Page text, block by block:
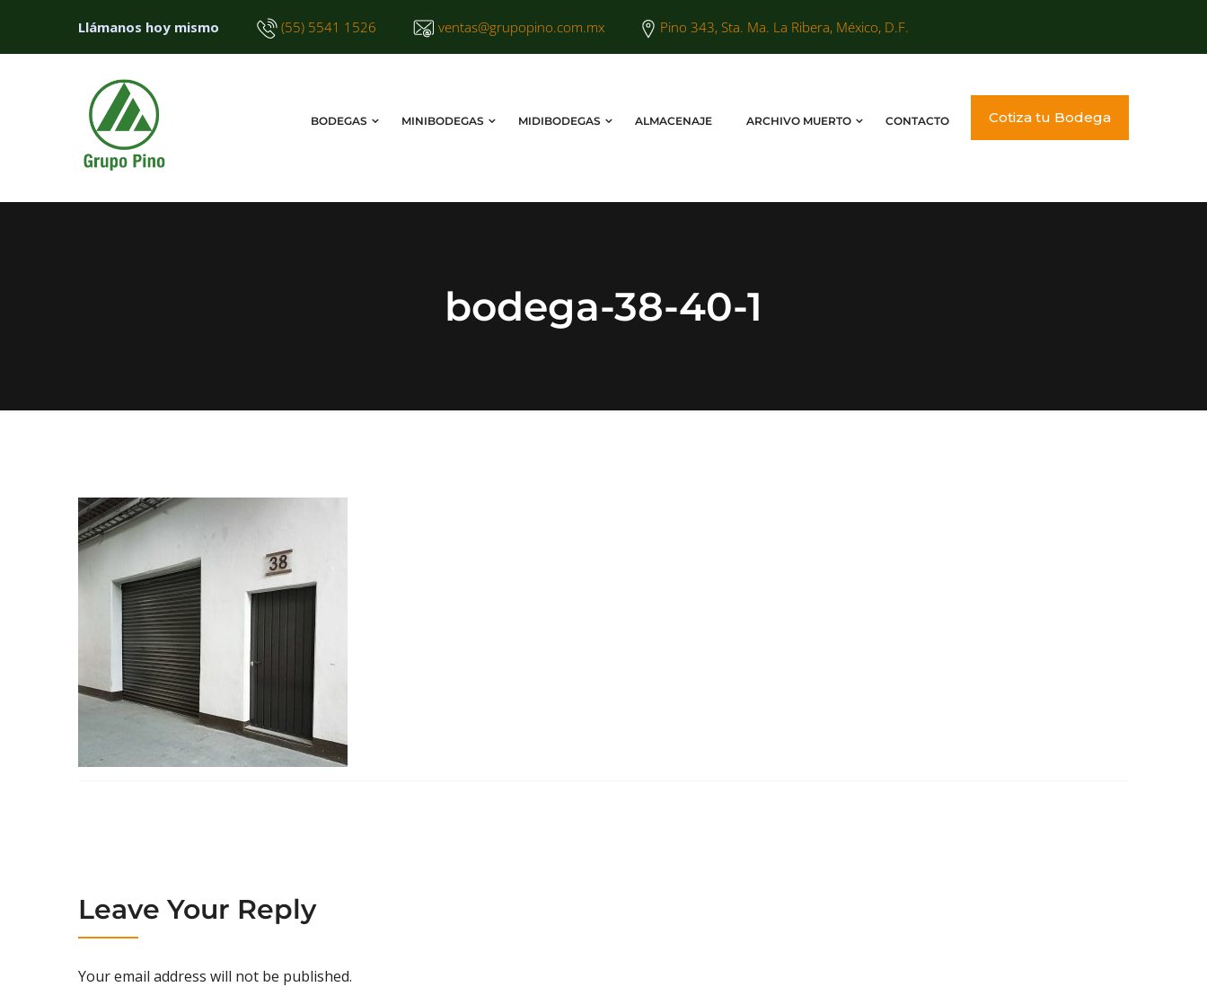
Llámanos hoy mismo (55) 5541 1526 ventas@grupopino.com.mx Pino 343, Sta. Ma. La Ribera, México, D.F.
BODEGAS MINIBODEGAS MIDIBODEGAS ALMACENAJE ARCHIVO MUERTO CONTACTO Cotiza tu Bodega
bodega-38-40-1
Leave Your Reply
Your email address will not be published.